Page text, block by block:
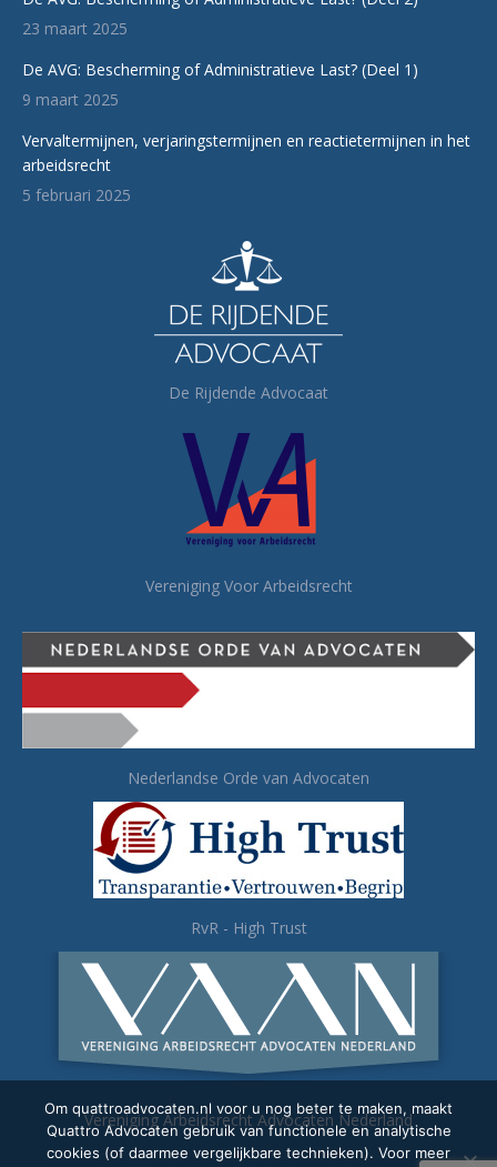
23 maart 2025
De AVG: Bescherming of Administratieve Last? (Deel 1)
9 maart 2025
Vervaltermijnen, verjaringstermijnen en reactietermijnen in het
arbeidsrecht
5 februari 2025
De Rijdende Advocaat
Vereniging Voor Arbeidsrecht
Nederlandse Orde van Advocaten
RvR - High Trust
Vereniging Arbeidsrecht Advocaten Nederland
Om quattroadvocaten.nl voor u nog beter te maken, maakt
Quattro Advocaten gebruik van functionele en analytische
cookies (of daarmee vergelijkbare technieken). Voor meer